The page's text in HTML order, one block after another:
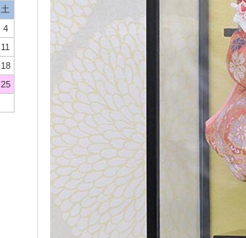
土
4
11
18
25